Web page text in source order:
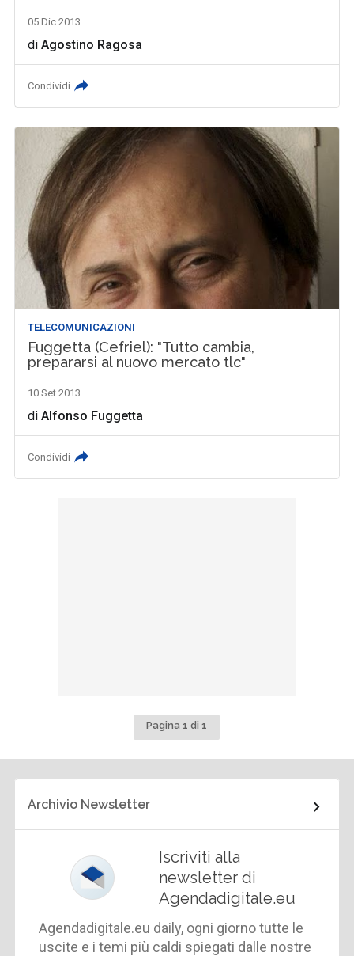
05 Dic 2013
diAgostino Ragosa
Condividi
TELECOMUNICAZIONI
Fuggetta (Cefriel): "Tutto cambia,
prepararsi al nuovo mercato tlc"
10 Set 2013
diAlfonso Fuggetta
Condividi
Pagina 1 di 1
Archivio Newsletter
Iscriviti alla
newsletter di
Agendadigitale.eu
Agendadigitale.eu daily, ogni giorno tutte le
uscite e i temi più caldi spiegati dalle nostre